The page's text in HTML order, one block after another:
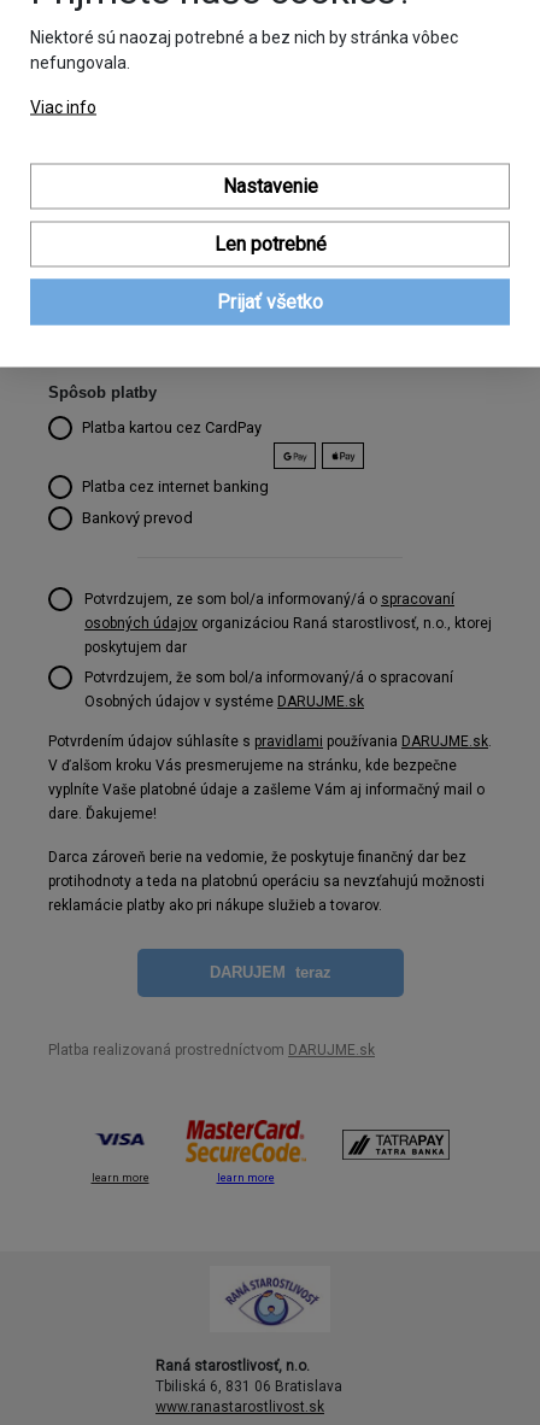
Meno *
Priezvisko *
Email *
Chcem darovať ako právnická osoba
Spôsob platby
Platba kartou cez CardPay
Platba cez internet banking
Bankový prevod
Potvrdzujem, ze som bol/a informovaný/á o spracovaní
osobných údajov organizáciou Raná starostlivosť, n.o., ktorej
poskytujem dar
Potvrdzujem, že som bol/a informovaný/á o spracovaní
Osobných údajov v systéme DARUJME.sk
Potvrdením údajov súhlasíte s pravidlami používania DARUJME.sk.
V ďalšom kroku Vás presmerujeme na stránku, kde bezpečne
vyplníte Vaše platobné údaje a zašleme Vám aj informačný mail o
dare. Ďakujeme!
Darca zároveň berie na vedomie, že poskytuje finančný dar bez
protihodnoty a teda na platobnú operáciu sa nevzťahujú možnosti
reklamácie platby ako pri nákupe služieb a tovarov.
DARUJEM teraz
Platba realizovaná prostredníctvom DARUJME.sk
learn more learn more
Raná starostlivosť, n.o.
Tbiliská 6, 831 06 Bratislava
www.ranastarostlivost.sk
Niektoré sú naozaj potrebné a bez nich by stránka vôbec
nefungovala.
Viac info
Nastavenie
Len potrebné
Prijať všetko